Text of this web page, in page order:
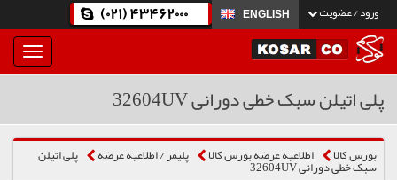
ورود / عضویت ENGLISH
(021) 43462000
بار
و
پلی اتیلن سبک خطی دورانی 32604UV
بورس کالا اطلاعیه عرضه بورس کالا پلیمر / اطلاعیه عرضه پلی اتیلن
سبک خطی دورانی 32604UV